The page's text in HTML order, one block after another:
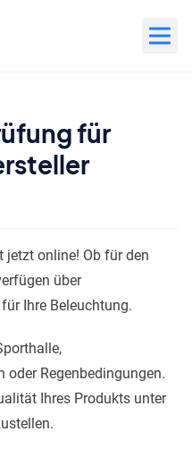
für
jetzt online! Ob für den
über
Ihre Beleuchtung.
oder Regenbedingungen.
Ihres Produkts unter